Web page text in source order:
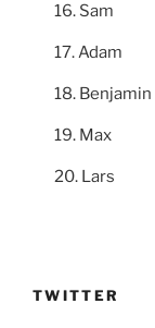
Sam
Adam
Benjamin
Max
Lars
TWITTER